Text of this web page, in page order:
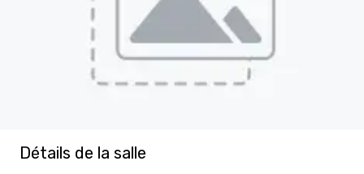
Détails de la salle